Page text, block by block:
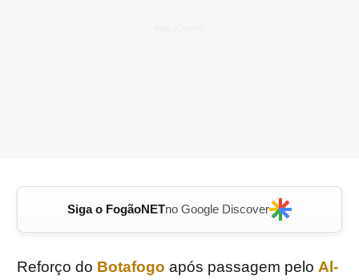
Siga o FogãoNETno Google Discover
Reforço do Botafogo após passagem pelo Al-